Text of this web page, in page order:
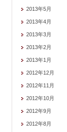
2013年5月
2013年4月
2013年3月
2013年2月
2013年1月
2012年12月
2012年11月
2012年10月
2012年9月
2012年8月